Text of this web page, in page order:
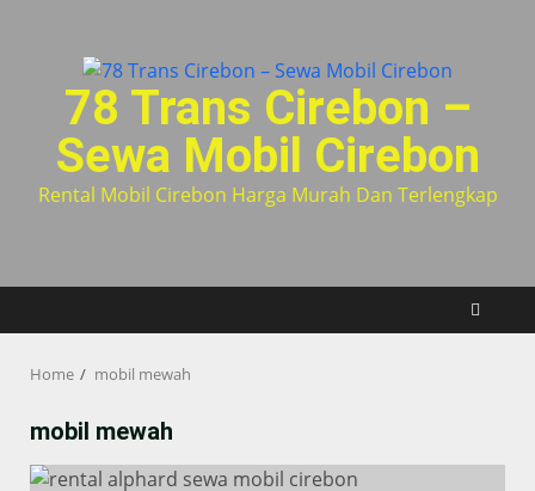
78 Trans Cirebon –
Sewa Mobil Cirebon
Rental Mobil Cirebon Harga Murah Dan Terlengkap
Home mobil mewah
mobil mewah